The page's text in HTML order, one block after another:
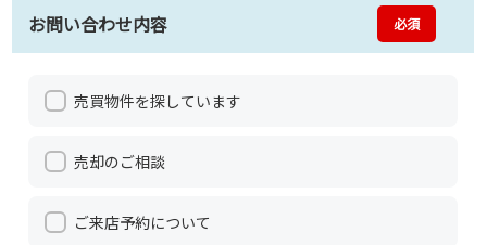
お問い合わせ内容 必須
売買物件を探しています
売却のご相談
ご来店予約について